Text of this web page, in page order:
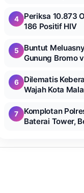
4
Periksa 10.873
186 Positif HIV
5
Buntut
Gunung Bromo
6
Dilematis
Wajah Kota
7
Komplotan
Baterai Tower,